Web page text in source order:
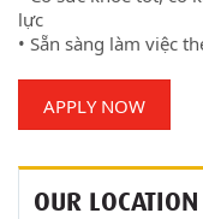
lực
• Sẵn sàng làm việc
APPLY NOW
OUR LOCATION